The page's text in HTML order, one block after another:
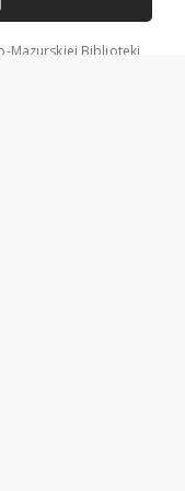
Mazurskiej Biblioteki